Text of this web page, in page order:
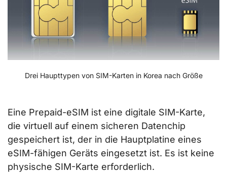
Drei Haupttypen von SIM-Karten in Korea nach Größe
Eine Prepaid-eSIM ist eine digitale SIM-Karte,
die virtuell auf einem sicheren Datenchip
gespeichert ist, der in die Hauptplatine eines
eSIM-fähigen Geräts eingesetzt ist. Es ist keine
physische SIM-Karte erforderlich.